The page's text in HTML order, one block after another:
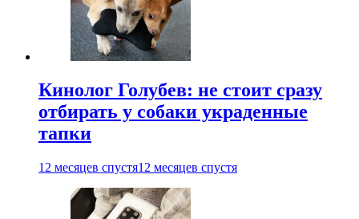
Кинолог Голубев: не стоит сразу
отбирать у собаки украденные
тапки
12 месяцев спустя12 месяцев спустя